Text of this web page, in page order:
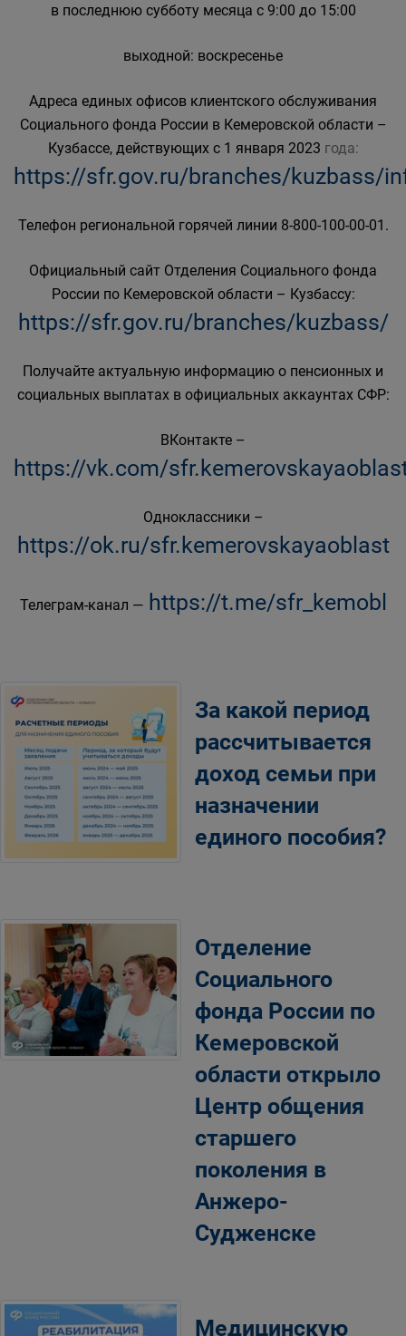
в последнюю субботу месяца с 9:00 до 15:00
выходной: воскресенье
Адреса единых офисов клиентского обслуживания
Социального фонда России в Кемеровской области –
Кузбассе, действующих с 1 января 2023 года:
https://sfr.gov.ru/branches/kuzbass/
Телефон региональной горячей линии 8-800-100-00-01.
Официальный сайт Отделения Социального фонда
России по Кемеровской области – Кузбассу:
https://sfr.gov.ru/branches/kuzbass/
Получайте актуальную информацию о пенсионных и
социальных выплатах в официальных аккаунтах СФР:
ВКонтакте –
https://vk.com/
Одноклассники –
https://ok.ru/sfr.kemerovskayaoblast
Телеграм-канал —https://t.me/sfr_kemobl
За какой период
рассчитывается
доход семьи при
назначении
единого пособия?
Отделение
Социального
фонда России по
Кемеровской
области открыло
Центр общения
старшего
поколения в
Анжеро-
Судженске
Медицинскую